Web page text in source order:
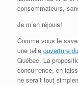
consommateurs,
Je m’en réjouis!
Comme vous le
une telle ouverture
Québec. La
concurrence, en
ne serait tout